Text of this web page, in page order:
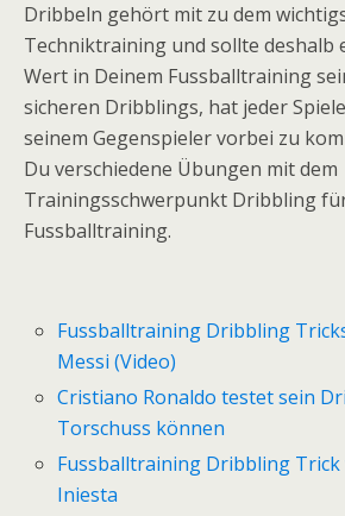
Dribbeln gehört mit zu dem
Techniktraining und sollte deshalb
Wert in Deinem Fussballtraining
sicheren Dribblings, hat jeder
seinem Gegenspieler vorbei zu
Du verschiedene Übungen mit dem
Trainingsschwerpunkt Dribbling
Fussballtraining.
Fussballtraining Dribbling
Messi (Video)
Cristiano Ronaldo testet sein
Torschuss können
Fussballtraining Dribbling Trick
Iniesta